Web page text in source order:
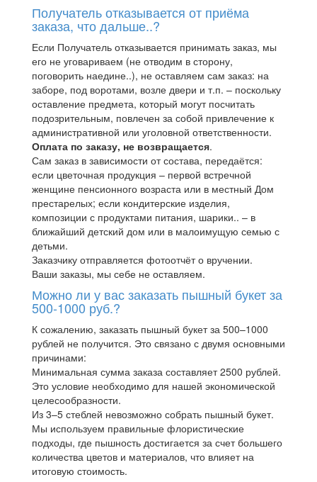
Получатель отказывается от приёма
заказа, что дальше..?
Если Получатель отказывается принимать заказ, мы
его не уговариваем (не отводим в сторону,
поговорить наедине..), не оставляем сам заказ: на
заборе, под воротами, возле двери и т.п. – поскольку
оставление предмета, который могут посчитать
подозрительным, повлечен за собой привлечение к
административной или уголовной ответственности.
Оплата по заказу, не возвращается.
Сам заказ в зависимости от состава, передаётся:
если цветочная продукция – первой встречной
женщине пенсионного возраста или в местный Дом
престарелых; если кондитерские изделия,
композиции с продуктами питания, шарики.. – в
ближайший детский дом или в малоимущую семью с
детьми.
Заказчику отправляется фотоотчёт о вручении.
Ваши заказы, мы себе не оставляем.
Можно ли у вас заказать пышный букет за
500-1000 руб.?
К сожалению, заказать пышный букет за 500–1000
рублей не получится. Это связано с двумя основными
причинами:
Минимальная сумма заказа составляет 2500 рублей.
Это условие необходимо для нашей экономической
целесообразности.
Из 3–5 стеблей невозможно собрать пышный букет.
Мы используем правильные флористические
подходы, где пышность достигается за счет большего
количества цветов и материалов, что влияет на
итоговую стоимость.